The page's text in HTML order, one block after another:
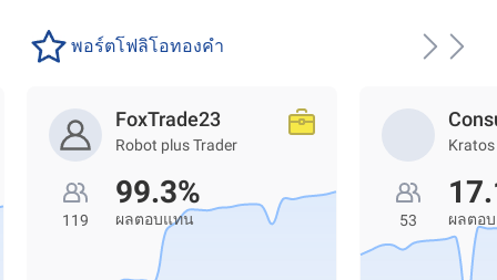
พอร์ตโฟลิโอทองคำ
FoxTrade23
Robot plus Trader
119
99.3%
ผลตอบแทน 53 ผลตอ